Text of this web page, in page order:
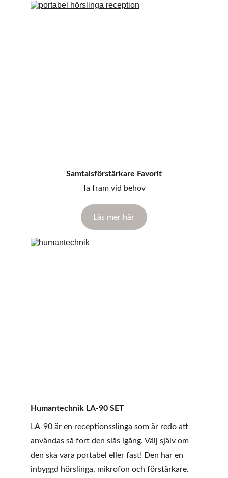
Samtalsförstärkare Favorit
Ta fram vid behov
Läs mer här
Humantechnik LA-90 SET
LA-90 är en receptionsslinga som är redo att
användas så fort den slås igång. Välj själv om
den ska vara portabel eller fast! Den har en
inbyggd hörslinga, mikrofon och förstärkare.